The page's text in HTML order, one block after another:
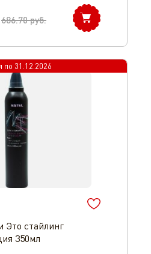
686.70руб.
по 31.12.2026
Это стайлинг
350мл